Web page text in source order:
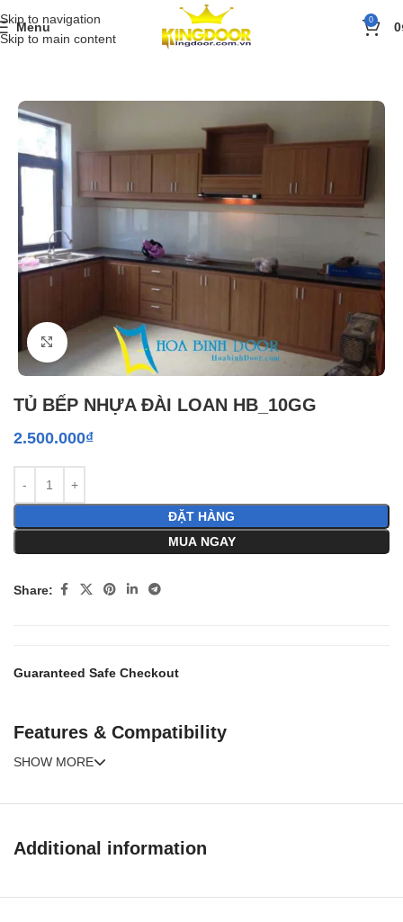
Skip to navigation
Skip to main content
Menu 0 0
Trang chủ» Sản phẩm Tủ bếp nhựa»TỦ BẾP NHỰA ĐÀI LOAN
Click to enlarge
TỦ BẾP NHỰA ĐÀI LOAN HB_10GG
2.500.000₫
ĐẶT HÀNG
MUA NGAY
Share:
Guaranteed Safe Checkout
Features & Compatibility
SHOW MORE
Additional information